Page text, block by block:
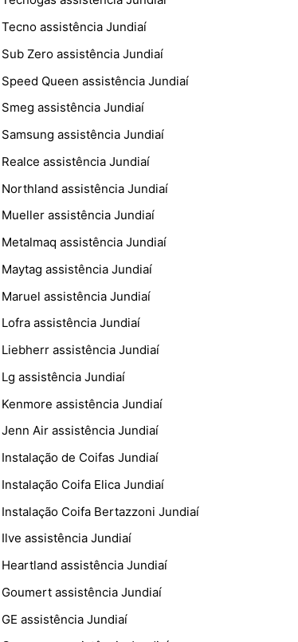
Tecno assistência Jundiaí
Sub Zero assistência Jundiaí
Speed Queen assistência Jundiaí
Smeg assistência Jundiaí
Samsung assistência Jundiaí
Realce assistência Jundiaí
Northland assistência Jundiaí
Mueller assistência Jundiaí
Metalmaq assistência Jundiaí
Maytag assistência Jundiaí
Maruel assistência Jundiaí
Lofra assistência Jundiaí
Liebherr assistência Jundiaí
Lg assistência Jundiaí
Kenmore assistência Jundiaí
Jenn Air assistência Jundiaí
Instalação de Coifas Jundiaí
Instalação Coifa Elica Jundiaí
Instalação Coifa Bertazzoni Jundiaí
Ilve assistência Jundiaí
Heartland assistência Jundiaí
Goumert assistência Jundiaí
GE assistência Jundiaí